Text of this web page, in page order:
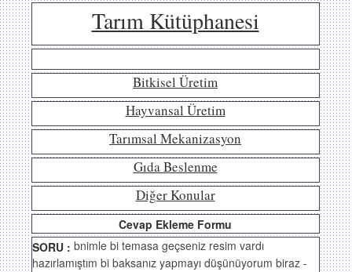
Tarım Kütüphanesi
Bitkisel Üretim
Hayvansal Üretim
Tarımsal Mekanizasyon
Gıda Beslenme
Diğer Konular
Cevap Ekleme Formu
SORU : bnimle bi temasa geçseniz resim vardı
hazırlamıştım bi baksanız yapmayı düşünüyorum biraz -